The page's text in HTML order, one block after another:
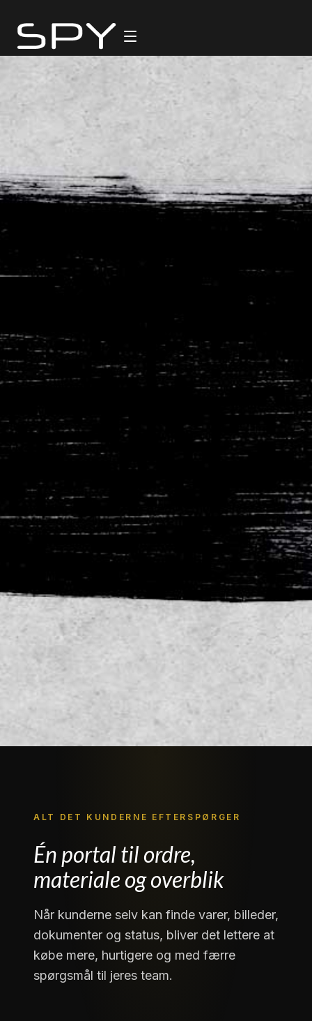
ALT DET KUNDERNE EFTERSPØRGER
Én portal til ordre,
materiale og overblik
Når kunderne selv kan finde varer, billeder,
dokumenter og status, bliver det lettere at
købe mere, hurtigere og med færre
spørgsmål til jeres team.